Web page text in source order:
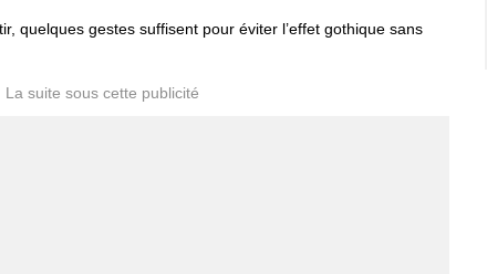
quelques gestes suffisent pour éviter l’effet gothique sans